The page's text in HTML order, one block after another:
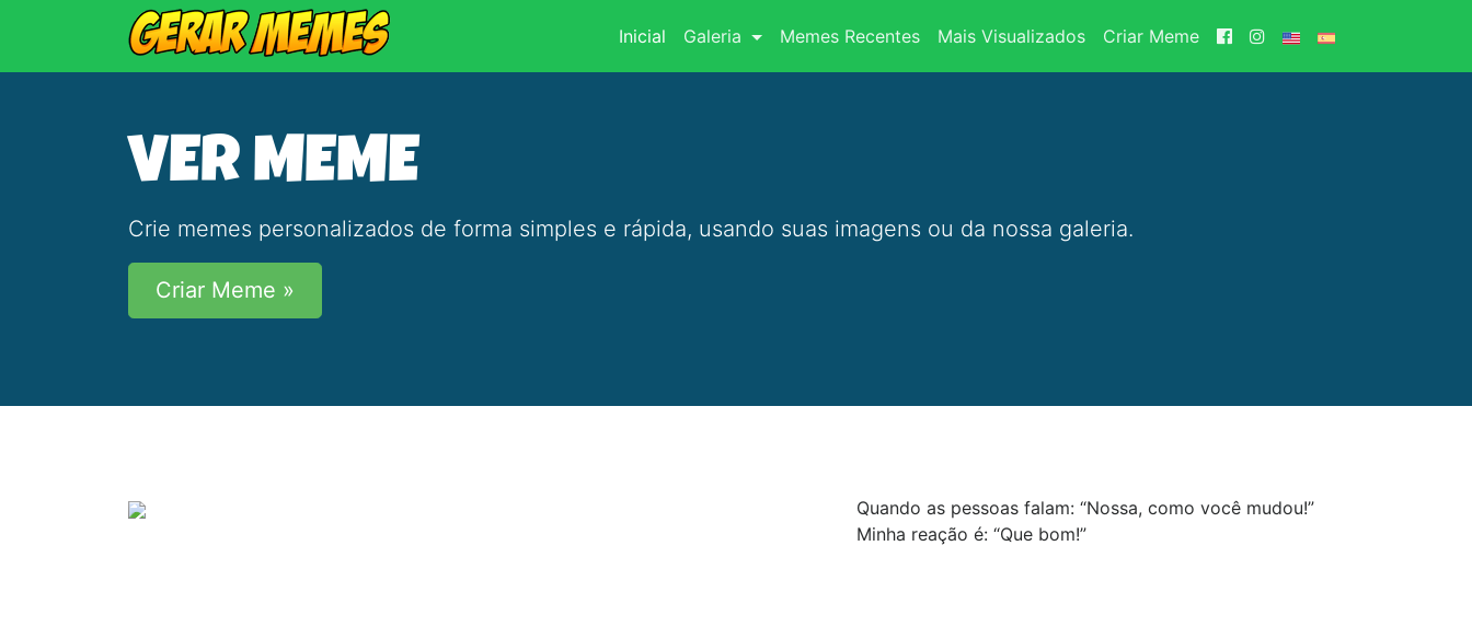
Inicial(current)
Galeria Memes Recentes Mais Visualizados Criar Meme
VER MEME
Crie memes personalizados de forma simples e rápida, usando suas imagens ou da nossa galeria.
Criar Meme »
Quando as pessoas falam: “Nossa, como você mudou!”
Minha reação é: “Que bom!”